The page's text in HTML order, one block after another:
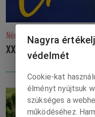
Négynapos kavalkád
XXXV. PALÓC NAPOK ÉS
Nagyra
védelmét
Cookie-kat
élményt nyújtsuk
szükséges a
működéséhez.